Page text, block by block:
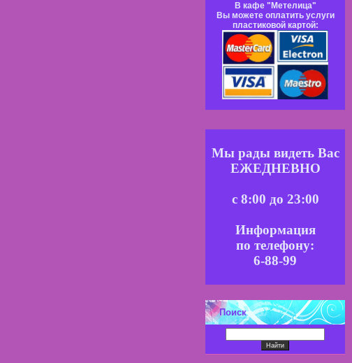
В кафе "Метелица"
Вы можете оплатить услуги
пластиковой картой:
Мы рады видеть Вас
ЕЖЕДНЕВНО
с 8:00 до 23:00
Информация
по телефону:
6-88-99
Поиск